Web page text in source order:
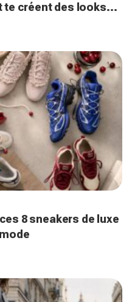
créent des looks
8 sneakers de luxe